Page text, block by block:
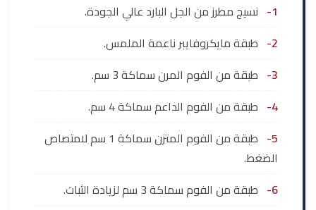
1-
نسيج مطرز من الجل البارد عالي الجودة.
2-
طبقة مايكروفايبر ناعمة الملمس.
3-
طبقة من الفوم المرن سماكة 3 سم.
4-
طبقة من الفوم الداعم سماكة 4 سم.
5-
طبقة من الفوم المتزن سماكة 1 سم لامتصاص
الضغط.
6-
طبقة من الفوم سماكة 3 سم لزيادة الثبات.